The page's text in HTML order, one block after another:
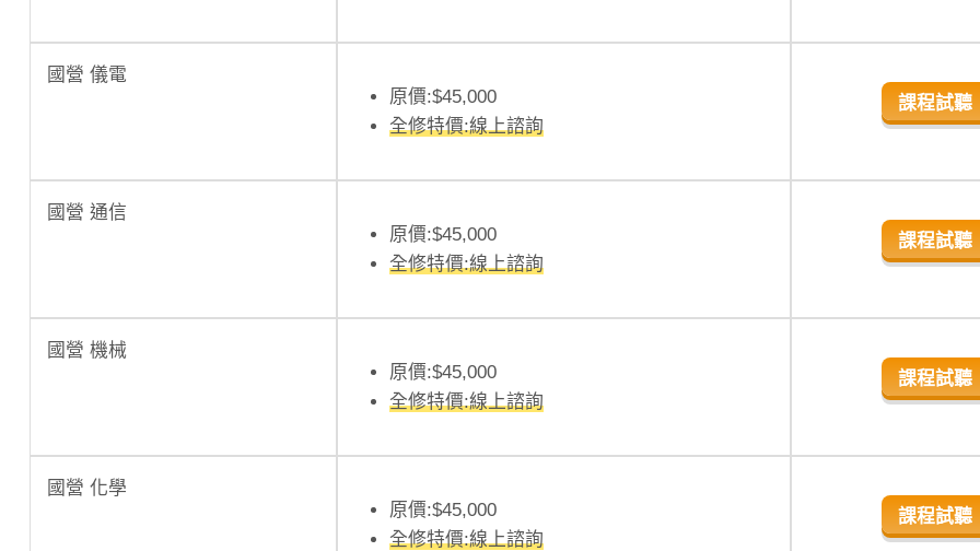
國營 儀電
原價:$45,000
全修特價:線上諮詢
課程試聽
國營 通信
原價:$45,000
全修特價:線上諮詢
課程試聽
國營 機械
原價:$45,000
全修特價:線上諮詢
課程試聽
國營 化學
原價:$45,000
全修特價:線上諮詢
課程試聽